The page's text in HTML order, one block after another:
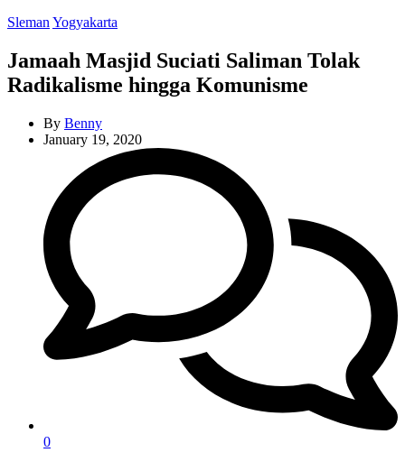
Categories
Sleman Yogyakarta
Jamaah Masjid Suciati Saliman Tolak
Radikalisme hingga Komunisme
By Benny
January 19, 2020
0